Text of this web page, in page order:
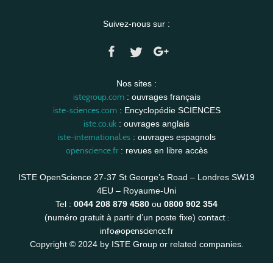
Suivez-nous sur :
Nos sites :
istegroup.com: ouvrages français
iste-sciences.com: Encyclopédie SCIENCES
iste.co.uk : ouvrages anglais
iste-international.es: ouvrages espagnols
openscience.fr: revues en libre accès
ISTE OpenScience 27-37 St George’s Road – Londres SW19
4EU – Royaume-Uni
Tel : 0044 208 879 4580 ou 0800 902 354
(numéro gratuit à partir d’un poste fixe) contact :
info@openscience.fr
Copyright © 2024 by ISTE Group or related companies.